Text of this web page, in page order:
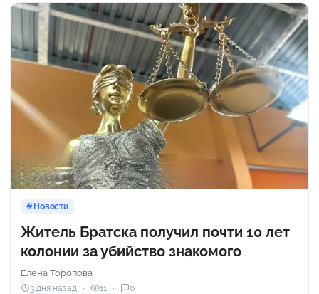
Новости
Житель Братска получил почти 10 лет
колонии за убийство знакомого
Елена Торопова
3 дня назад 11 0